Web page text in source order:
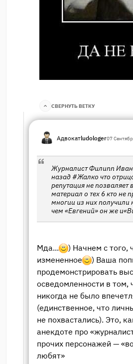
СВЕРНУТЬ ВЕТКУ
Адвокатludologer07
Журналист Филипп
назад #Жалко что
репутация не позваляет
материал о тех 6 кто не
многии из них
чем «Евгений» он же
Мда...
) Начнем с
измененное
) Ваша
продемонстрировать
осведомленности в том,
никогда не было
(единственное, что
не похвастались). Это,
анекдоте про
прочих персонажей —
любят»